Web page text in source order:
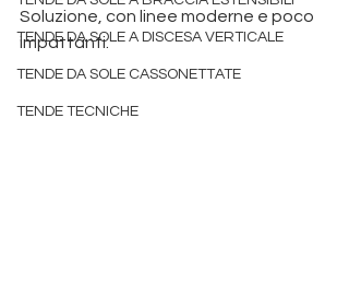
TENDE DA SOLE A DISCESA VERTICALE
TENDE DA SOLE CASSONETTATE
TENDE TECNICHE
Soluzione, con linee moderne e poco
impattanti. Produzione pergole
Padova